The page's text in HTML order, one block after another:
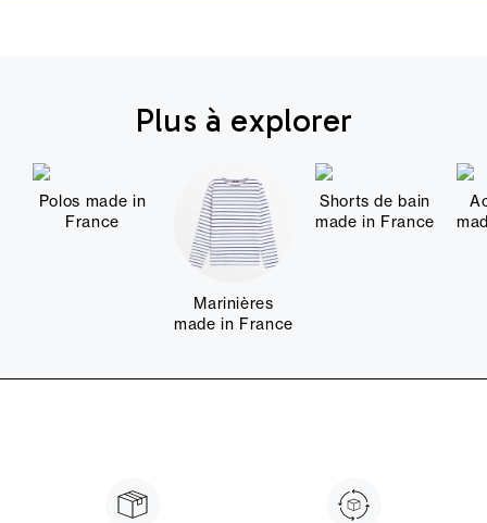
Plus à explorer
Polos made in
France
Marinières
made in France
Shorts de bain
made in France